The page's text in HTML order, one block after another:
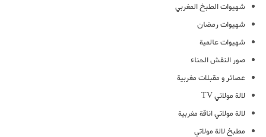
شهيوات الطبخ المغربي
شهيوات رمضان
شهيوات عالمية
صور النقش الحناء
عصائر و مقبلات مغربية
لالة مولاتي TV
لالة مولاتي اناقة مغربية
مطبخ لالة مولاتي